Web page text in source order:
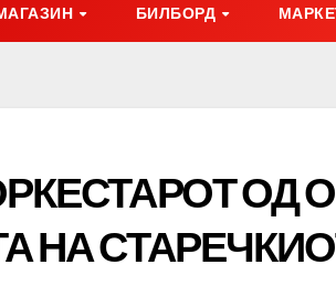
БИЛБОРД
ОД
НА